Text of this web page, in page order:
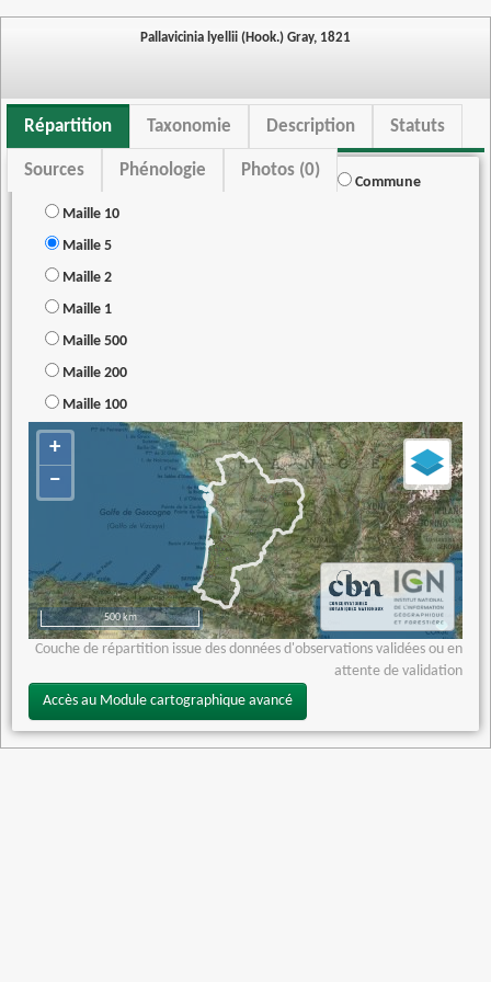
Pallavicinia lyellii (Hook.) Gray, 1821
Répartition Taxonomie Description Statuts
Sources Phénologie Photos (0)
Commune
Maille 10
Maille 5
Maille 2
Maille 1
Maille 500
Maille 200
Maille 100
+
−
500 km
Couche de répartition issue des données d'observations validées ou en
attente de validation
Accès au Module cartographique avancé